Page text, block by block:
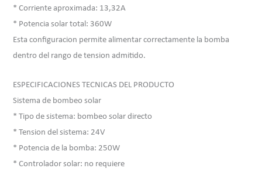
* Corriente aproximada: 13,32A
* Potencia solar total: 360W
Esta configuracion permite alimentar correctamente la bomba
dentro del rango de tension admitido.
ESPECIFICACIONES TECNICAS DEL PRODUCTO
Sistema de bombeo solar
* Tipo de sistema: bombeo solar directo
* Tension del sistema: 24V
* Potencia de la bomba: 250W
* Controlador solar: no requiere